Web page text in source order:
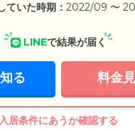
ていた時期： 2022/09 〜
LINEで結果が届く
る 料金
入居条件にあうか確認する